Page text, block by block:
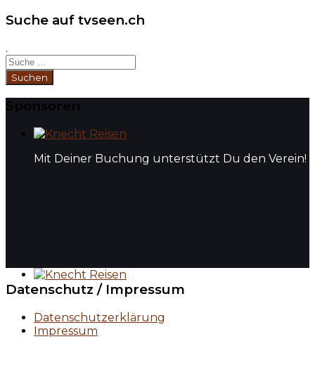
Suche auf tvseen.ch
.
Suchen
Sponsoren
Mit Deiner Buchung unterstützt Du den Verein!
Mit Deiner Buchung unterstützt Du den Verein!
Datenschutz / Impressum
Datenschutzerklärung
Impressum